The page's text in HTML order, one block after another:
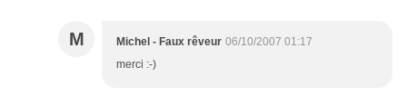
M Michel - Faux rêveur 06/10/2007 01:17
merci :-)